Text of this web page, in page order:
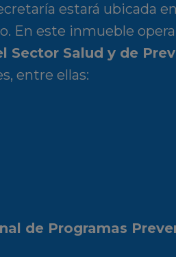
estará ubicada
En este inmueble
Sector Salud y de
entre ellas:
de Programas